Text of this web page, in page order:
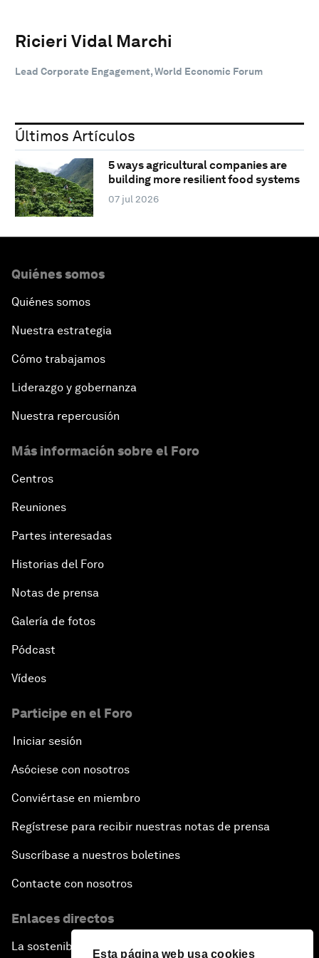
Esta página web usa cookies
Ricieri Vidal Marchi
Lead Corporate Engagement, World Economic Forum
Últimos Artículos
5 ways agricultural companies are
building more resilient food systems
07 jul 2026
Quiénes somos
Quiénes somos
Nuestra estrategia
Cómo trabajamos
Liderazgo y gobernanza
Nuestra repercusión
Más información sobre el Foro
Centros
Reuniones
Partes interesadas
Historias del Foro
Notas de prensa
Galería de fotos
Pódcast
Vídeos
Participe en el Foro
Iniciar sesión
Asóciese con nosotros
Conviértase en miembro
Regístrese para recibir nuestras notas de prensa
Suscríbase a nuestros boletines
Contacte con nosotros
Enlaces directos
La sostenibilidad en el Foro